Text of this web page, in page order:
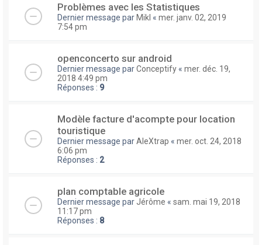
Problèmes avec les Statistiques
Dernier message parMikl « mer. janv. 02, 2019
7:54 pm
openconcerto sur android
Dernier message parConceptify « mer. déc. 19,
2018 4:49 pm
Réponses : 9
Modèle facture d'acompte pour location
touristique
Dernier message parAleXtrap « mer. oct. 24, 2018
6:06 pm
Réponses : 2
plan comptable agricole
Dernier message par Jérôme « sam. mai 19, 2018
11:17 pm
Réponses : 8